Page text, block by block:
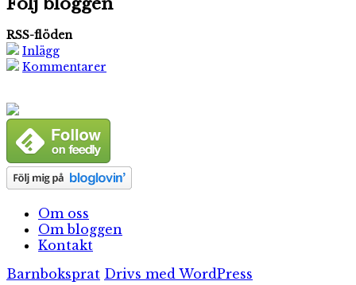
RSS-flöden
Inlägg
Kommentarer
Om oss
Om bloggen
Kontakt
Barnboksprat Drivs med WordPress